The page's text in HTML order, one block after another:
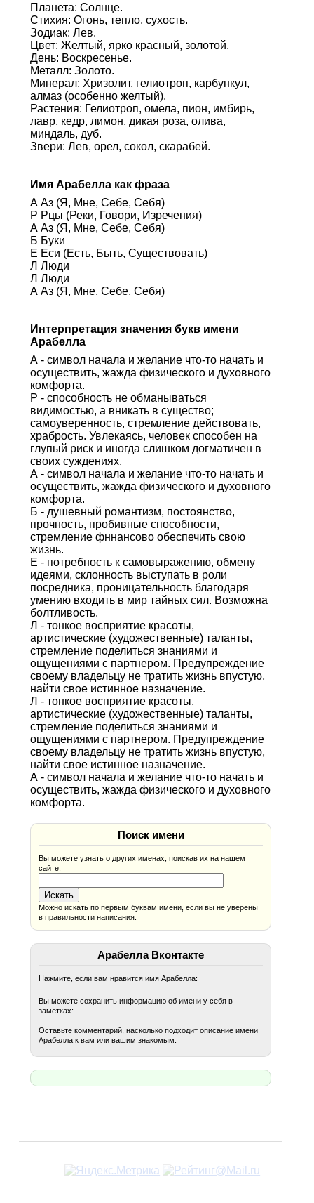
Планета: Солнце.
Стихия: Огонь, тепло, сухость.
Зодиак: Лев.
Цвет: Желтый, ярко красный, золотой.
День: Воскресенье.
Металл: Золото.
Минерал: Хризолит, гелиотроп, карбункул,
алмаз (особенно желтый).
Растения: Гелиотроп, омела, пион, имбирь,
лавр, кедр, лимон, дикая роза, олива,
миндаль, дуб.
Звери: Лев, орел, сокол, скарабей.
Имя Арабелла как фраза
А Аз (Я, Мне, Себе, Себя)
Р Рцы (Реки, Говори, Изречения)
А Аз (Я, Мне, Себе, Себя)
Б Буки
Е Еси (Есть, Быть, Существовать)
Л Люди
Л Люди
А Аз (Я, Мне, Себе, Себя)
Интерпретация значения букв имени
Арабелла
А - символ начала и желание что-то начать и
осуществить, жажда физического и духовного
комфорта.
Р - способность не обманываться
видимостью, а вникать в существо;
самоуверенность, стремление действовать,
храбрость. Увлекаясь, человек способен на
глупый риск и иногда слишком догматичен в
своих суждениях.
А - символ начала и желание что-то начать и
осуществить, жажда физического и духовного
комфорта.
Б - душевный романтизм, постоянство,
прочность, пробивные способности,
стремление фннансово обеспечить свою
жизнь.
Е - потребность к самовыражению, обмену
идеями, склонность выступать в роли
посредника, проницательность благодаря
умению входить в мир тайных сил. Возможна
болтливость.
Л - тонкое восприятие красоты,
артистические (художественные) таланты,
стремление поделиться знаниями и
ощущениями с партнером. Предупреждение
своему владельцу не тратить жизнь впустую,
найти свое истинное назначение.
Л - тонкое восприятие красоты,
артистические (художественные) таланты,
стремление поделиться знаниями и
ощущениями с партнером. Предупреждение
своему владельцу не тратить жизнь впустую,
найти свое истинное назначение.
А - символ начала и желание что-то начать и
осуществить, жажда физического и духовного
комфорта.
Поиск имени
Вы можете узнать о других именах, поискав их на нашем
сайте:
Можно искать по первым буквам имени, если вы не уверены
в правильности написания.
Арабелла Вконтакте
Нажмите, если вам нравится имя Арабелла:
Вы можете сохранить информацию об имени у себя в
заметках:
Оставьте комментарий, насколько подходит описание имени
Арабелла к вам или вашим знакомым: